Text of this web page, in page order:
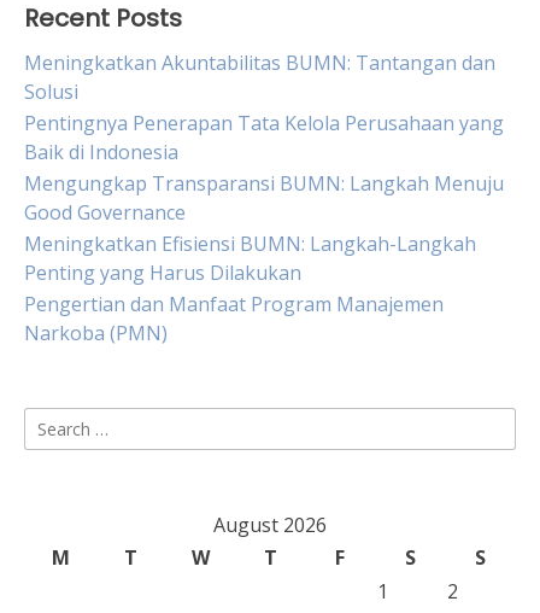
Recent Posts
Meningkatkan Akuntabilitas BUMN: Tantangan dan
Solusi
Pentingnya Penerapan Tata Kelola Perusahaan yang
Baik di Indonesia
Mengungkap Transparansi BUMN: Langkah Menuju
Good Governance
Meningkatkan Efisiensi BUMN: Langkah-Langkah
Penting yang Harus Dilakukan
Pengertian dan Manfaat Program Manajemen
Narkoba (PMN)
Search
for:
August 2026
M
T W T F S
S
1
2